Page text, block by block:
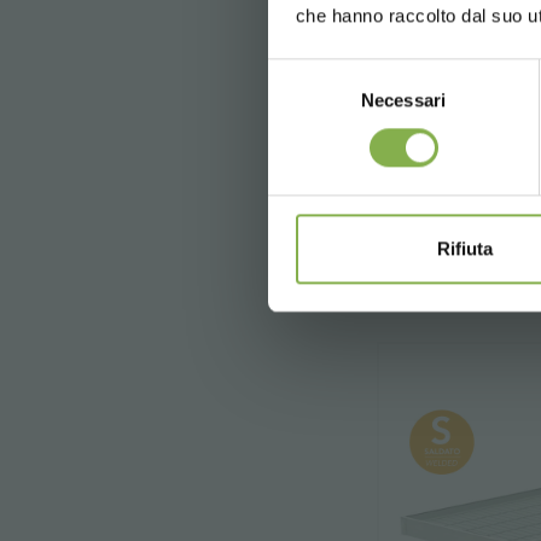
che hanno raccolto dal suo
Necessari
Rifiuta
hermético